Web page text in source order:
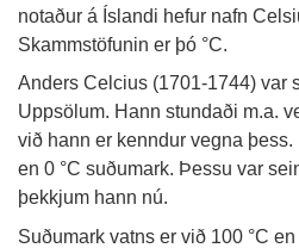
notaður á Íslandi hefur nafn
Skammstöfunin er þó °C.
Anders Celcius (1701-1744)
Uppsölum. Hann stundaði m.a.
við hann er kenndur vegna
en 0 °C suðumark. Þessu var
þekkjum hann nú.
Suðumark vatns er við 100 °C